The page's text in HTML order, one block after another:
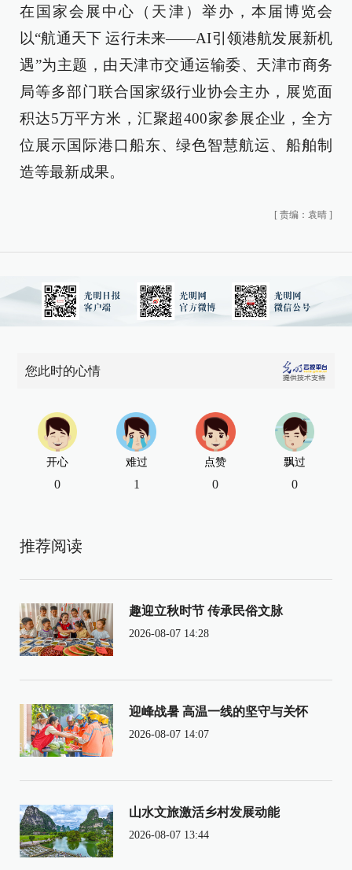
在国家会展中心（天津）举办，本届博览会
以“航通天下 运行未来——AI引领港航发展新机
遇”为主题，由天津市交通运输委、天津市商务
局等多部门联合国家级行业协会主办，展览面
积达5万平方米，汇聚超400家参展企业，全方
位展示国际港口船东、绿色智慧航运、船舶制
造等最新成果。
[ 责编：袁晴 ]
您此时的心情
开心
0
难过
1
点赞
0
飘过
0
推荐阅读
趣迎立秋时节 传承民俗文脉
2026-08-07 14:28
迎峰战暑 高温一线的坚守与关怀
2026-08-07 14:07
山水文旅激活乡村发展动能
2026-08-07 13:44